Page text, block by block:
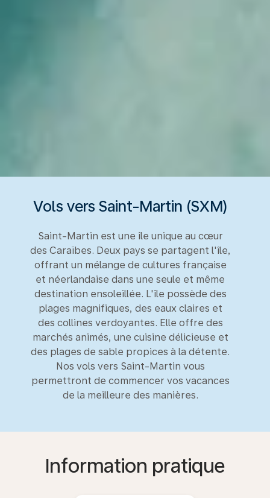
Vols vers Saint-Martin (SXM)
Saint-Martin est une île unique au cœur
des Caraïbes. Deux pays se partagent l'île,
offrant un mélange de cultures française
et néerlandaise dans une seule et même
destination ensoleillée. L'île possède des
plages magnifiques, des eaux claires et
des collines verdoyantes. Elle offre des
marchés animés, une cuisine délicieuse et
des plages de sable propices à la détente.
Nos vols vers Saint-Martin vous
permettront de commencer vos vacances
de la meilleure des manières.
Information pratique